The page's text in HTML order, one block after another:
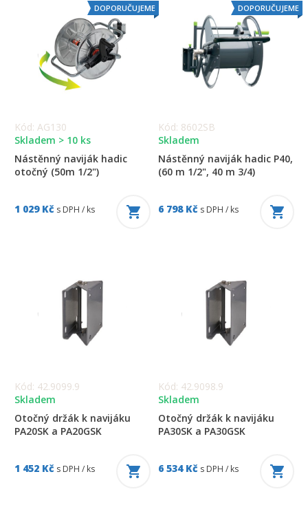
DOPORUČUJEME
Kód: AG130
Skladem > 10 ks
Nástěnný naviják hadic
otočný (50m 1/2")
1 029 Kč s DPH / ks
DOPORUČUJEME
Kód: 8602SB
Skladem
Nástěnný naviják hadic P40,
(60 m 1/2", 40 m 3/4)
6 798 Kč s DPH / ks
Kód: 42.9099.9
Skladem
Otočný držák k navijáku
PA20SK a PA20GSK
1 452 Kč s DPH / ks
Kód: 42.9098.9
Skladem
Otočný držák k navijáku
PA30SK a PA30GSK
6 534 Kč s DPH / ks